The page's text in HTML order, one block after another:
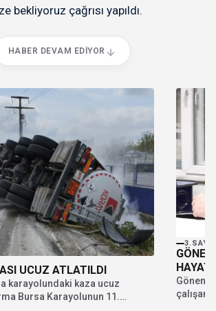
bekliyoruz çağrısı yapıldı.
HABER DEVAM EDIYOR
UCUZ ATLATILDI
karayolundaki kaza ucuz
Bursa Karayolunun 11.
Gönen
çalışan